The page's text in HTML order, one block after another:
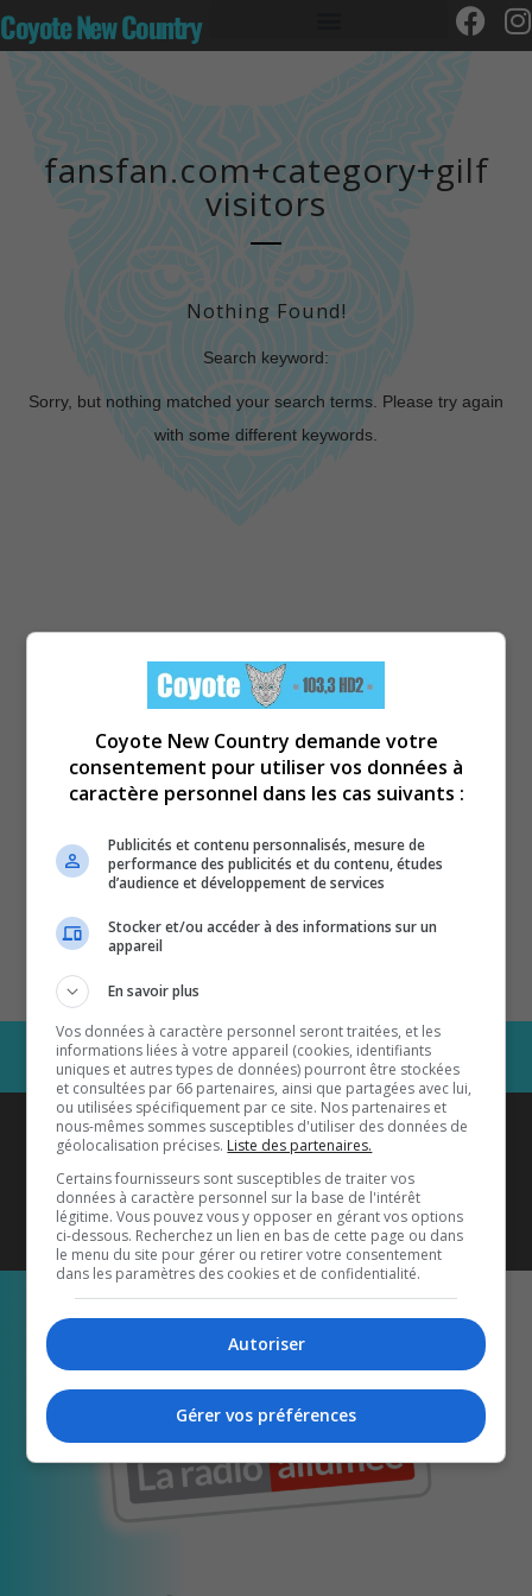
Coyote New Country
fansfan.com+category+gilf
visitors
Nothing Found!
Search keyword:
Sorry, but nothing matched your search terms. Please try again
with some different keywords.
Coyote New Countryest diffusé
également sur1033 HD2
Écoutez-nous aussi sur…
Coyote New Country demande votre
consentement pour utiliser vos données à
caractère personnel dans les cas suivants :
Publicités et contenu personnalisés, mesure de
performance des publicités et du contenu, études
d’audience et développement de services
Stocker et/ou accéder à des informations sur un
appareil
En savoir plus
Vos données à caractère personnel seront traitées, et les
informations liées à votre appareil (cookies, identifiants
uniques et autres types de données) pourront être stockées
et consultées par 66 partenaires, ainsi que partagées avec lui,
ou utilisées spécifiquement par ce site. Nos partenaires et
nous-mêmes sommes susceptibles d'utiliser des données de
géolocalisation précises. Liste des partenaires.
Certains fournisseurs sont susceptibles de traiter vos
données à caractère personnel sur la base de l'intérêt
légitime. Vous pouvez vous y opposer en gérant vos options
ci-dessous. Recherchez un lien en bas de cette page ou dans
le menu du site pour gérer ou retirer votre consentement
dans les paramètres des cookies et de confidentialité.
Autoriser
Gérer vos préférences